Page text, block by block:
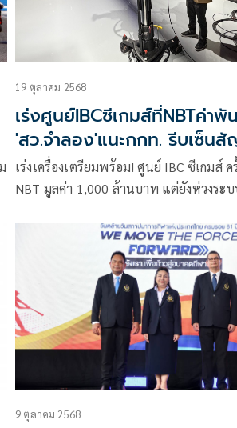
19 ตุลาคม 2568
เร่งศูนย์IBCซีเกมส์ที่NBTค่าพั
'สว.จำลอง'แนะกกท. รีบเซ็น
ประชาฯ
เร่งเครื่องเตรียมพร้อม! ศูนย์ IBC ซีเกมส์
NBT มูลค่า 1,000 ล้านบาท แต่ยังห่วงร
ประชาสัมพันธ์ เพื่อที่จะเริ่มดำเนินการโดยเ
9 ตุลาคม 2568